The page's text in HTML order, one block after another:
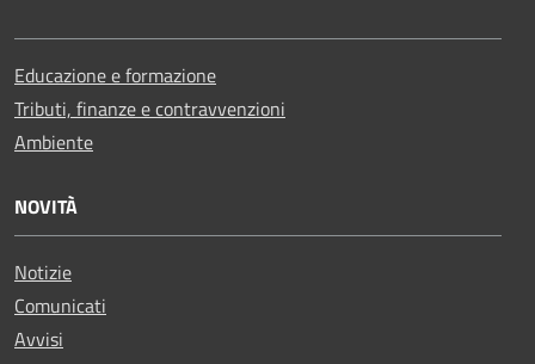
Educazione e formazione
Tributi, finanze e contravvenzioni
Ambiente
NOVITÀ
Notizie
Comunicati
Avvisi